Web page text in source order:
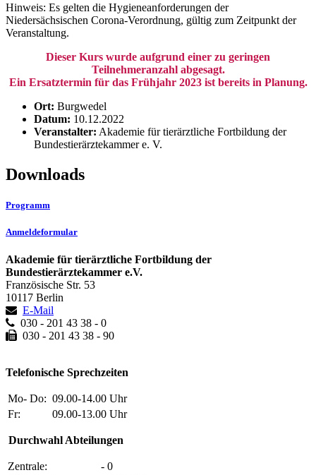
Hinweis: Es gelten die Hygieneanforderungen der
Niedersächsischen Corona-Verordnung, gültig zum Zeitpunkt der
Veranstaltung.
Dieser Kurs wurde aufgrund einer zu geringen
Teilnehmeranzahl abgesagt.
Ein Ersatztermin für das Frühjahr 2023 ist bereits in Planung.
Ort: Burgwedel
Datum: 10.12.2022
Veranstalter: Akademie für tierärztliche Fortbildung der
Bundestierärztekammer e. V.
Downloads
Programm
Anmeldeformular
Akademie für tierärztliche Fortbildung der
Bundestierärztekammer e.V.
Französische Str. 53
10117 Berlin
E-Mail
030 - 201 43 38 - 0
030 - 201 43 38 - 90
Telefonische Sprechzeiten
Mo- Do: 09.00-14.00 Uhr
Fr:
09.00-13.00 Uhr
Durchwahl Abteilungen
Zentrale:
- 0